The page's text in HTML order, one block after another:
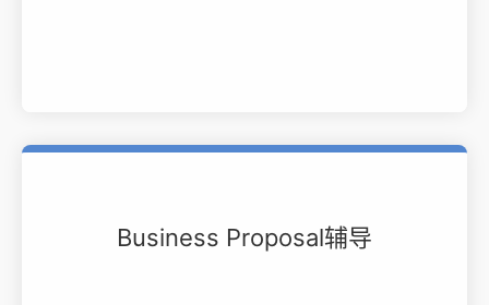
Business Proposal辅导